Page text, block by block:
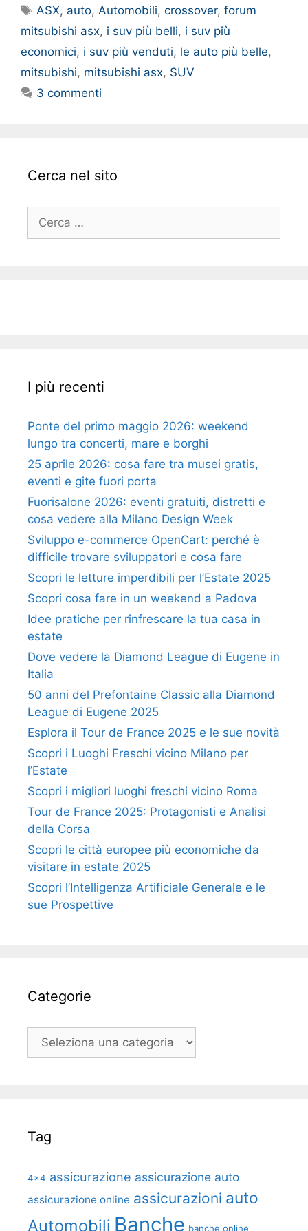
Tag
ASX, auto,Automobili,crossover,forum
mitsubishi asx, i suv più belli, i suv più
economici, i suv più venduti, le auto più belle,
mitsubishi, mitsubishi asx, SUV
3 commenti
Cerca nel sito
Ricerca
I più recenti
Ponte del primo maggio 2026: weekend
lungo tra concerti, mare e borghi
25 aprile 2026: cosa fare tra musei gratis,
eventi e gite fuori porta
Fuorisalone 2026: eventi gratuiti, distretti e
cosa vedere alla Milano Design Week
Sviluppo e-commerce OpenCart: perché è
difficile trovare sviluppatori e cosa fare
Scopri le letture imperdibili per l’Estate 2025
Scopri cosa fare in un weekend a Padova
Idee pratiche per rinfrescare la tua casa in
estate
Dove vedere la Diamond League di Eugene in
Italia
50 anni del Prefontaine Classic alla Diamond
League di Eugene 2025
Esplora il Tour de France 2025 e le sue novità
Scopri i Luoghi Freschi vicino Milano per
l’Estate
Scopri i migliori luoghi freschi vicino Roma
Tour de France 2025: Protagonisti e Analisi
della Corsa
Scopri le città europee più economiche da
visitare in estate 2025
Scopri l’Intelligenza Artificiale Generale e le
sue Prospettive
Categorie
Categorie
Tag
4x4 assicurazione assicurazione auto
assicurazione online assicurazioni auto
Automobili Banche banche online